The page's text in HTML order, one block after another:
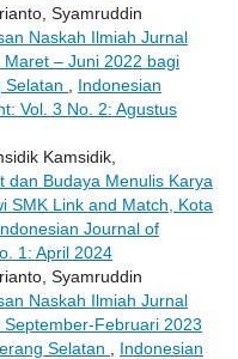
Syamruddin
Naskah Ilmiah Jurnal
– Juni 2022 bagi
Selatan
Indonesian
Vol. 3 No. 2: Agustus
Kamsidik,
dan Budaya Menulis Karya
SMK Link and Match, Kota
Journal of
1: April 2024
Syamruddin
Naskah Ilmiah Jurnal
Februari 2023
Selatan
Indonesian